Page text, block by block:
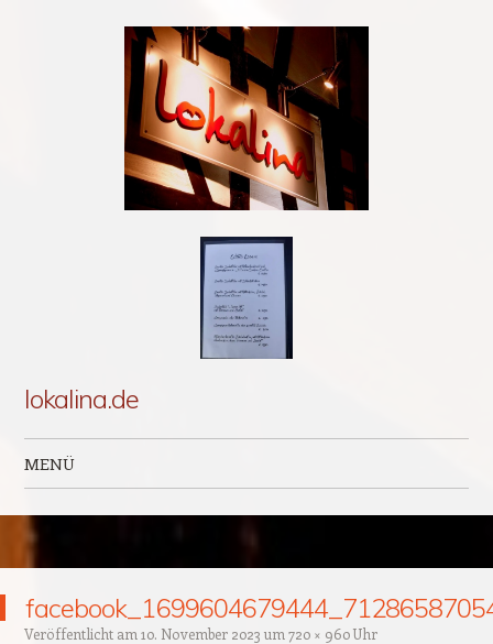
lokalina.de
MENÜ
Veröffentlicht am 10. November 2023 um 720 × 960Uhr